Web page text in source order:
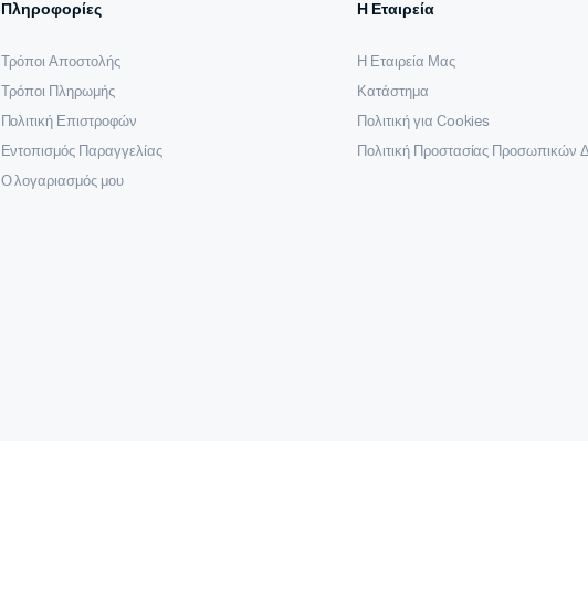
Πληροφορίες
Τρόποι Αποστολής
Τρόποι Πληρωμής
Πολιτική Επιστροφών
Εντοπισμός Παραγγελίας
Ο λογαριασμός μου
Η Εταιρεία
Η Εταιρεία Μας
Κατάστημα
Πολιτική για Cookies
Πολιτική Προστασίας Προσωπικών